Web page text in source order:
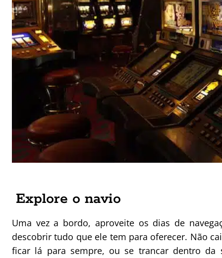
Explore o navio
Uma vez a bordo, aproveite os dias de
descobrir tudo que ele tem para oferecer. Não
ficar lá para sempre, ou se trancar dentro da